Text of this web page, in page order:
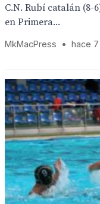
C.N. Rubí catalán
en Primera...
MkMacPress • hace